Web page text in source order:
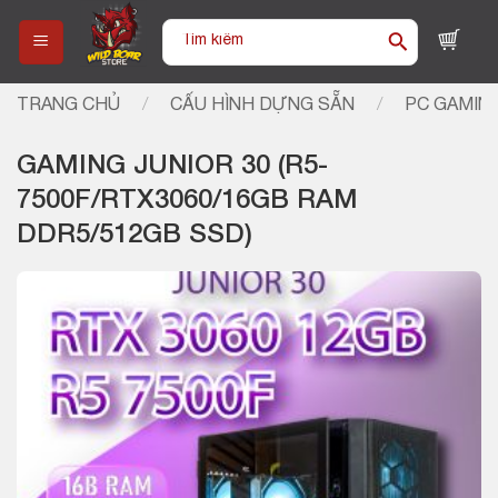
content
Tìm
TRANG CHỦ / CẤU HÌNH DỰNG SẴN / PC
GAMING JUNIOR 30 (R5-
7500F/RTX3060/16GB RAM
DDR5/512GB SSD)